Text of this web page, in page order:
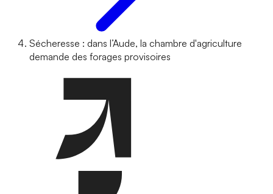
Sécheresse : dans l’Aude, la chambre d'agriculture
demande des forages provisoires